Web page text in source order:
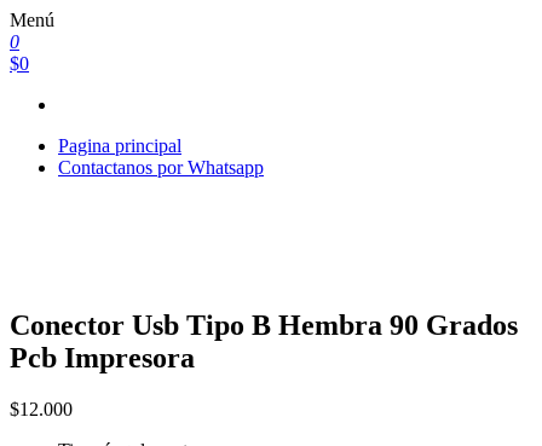
Saltar
al
contenido
Menú
0
$0
Pagina principal
Contactanos por Whatsapp
Conector Usb Tipo B Hembra 90 Grados
Pcb Impresora
$12.000